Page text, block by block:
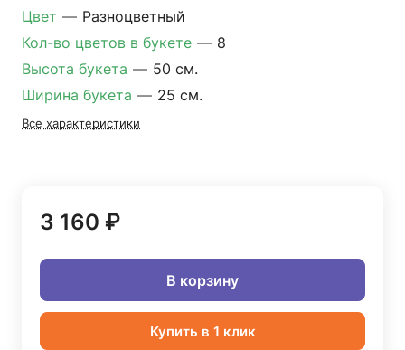
Цвет — Разноцветный
Кол-во цветов в букете — 8
Высота букета — 50 см.
Ширина букета — 25 см.
Все характеристики
3 160 ₽
В корзину
Купить в 1 клик